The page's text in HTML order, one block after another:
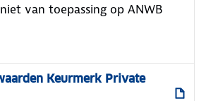
van toepassing op ANWB
Keurmerk Private